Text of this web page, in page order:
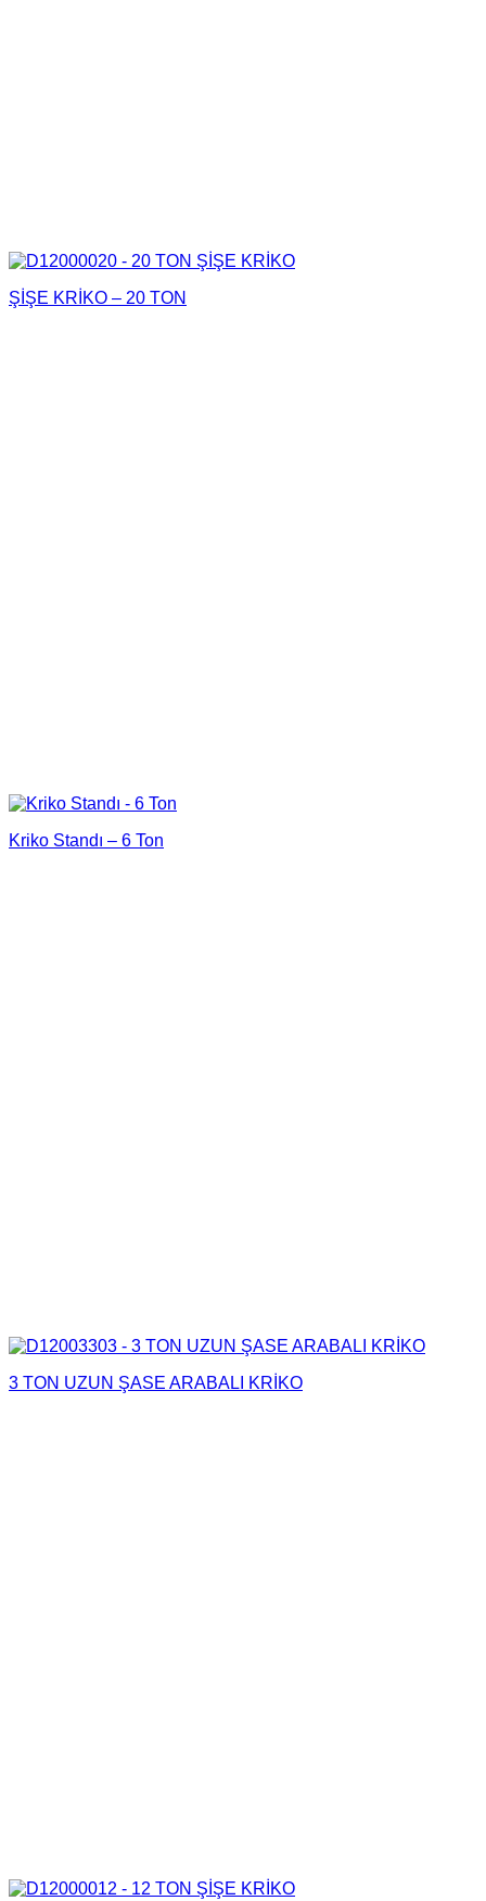
ŞİŞE KRİKO – 20 TON
Kriko Standı – 6 Ton
3 TON UZUN ŞASE ARABALI KRİKO